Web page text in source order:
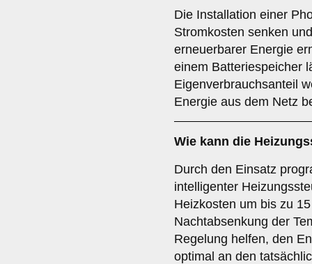
Die Installation einer
Stromkosten senken
erneuerbarer Energie
einem Batteriespeicher
Eigenverbrauchsanteil
Energie aus dem Netz
Wie kann die
Durch den Einsatz
intelligenter
Heizkosten um bis zu
Nachtabsenkung der
Regelung helfen, den
optimal an den